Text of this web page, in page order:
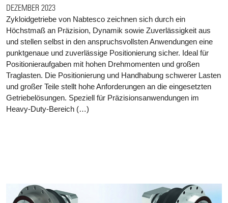
DEZEMBER 2023
Zykloidgetriebe von Nabtesco zeichnen sich durch ein
Höchstmaß an Präzision, Dynamik sowie Zuverlässigkeit aus
und stellen selbst in den anspruchsvollsten Anwendungen eine
punktgenaue und zuverlässige Positionierung sicher. Ideal für
Positionieraufgaben mit hohen Drehmomenten und großen
Traglasten. Die Positionierung und Handhabung schwerer Lasten
und großer Teile stellt hohe Anforderungen an die eingesetzten
Getriebelösungen. Speziell für Präzisionsanwendungen im
Heavy-Duty-Bereich (…)